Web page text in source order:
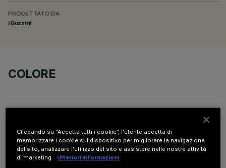
PROGETTATO DA
iGuzzini
COLORE
COMPONENTI OPZIONALI
Cliccando su “Accetta tutti i cookie”, l'utente accetta di
memorizzare i cookie sul dispositivo per migliorare la navigazione
del sito, analizzare l'utilizzo del sito e assistere nelle nostre attività
di marketing.
Ulteriori informazioni